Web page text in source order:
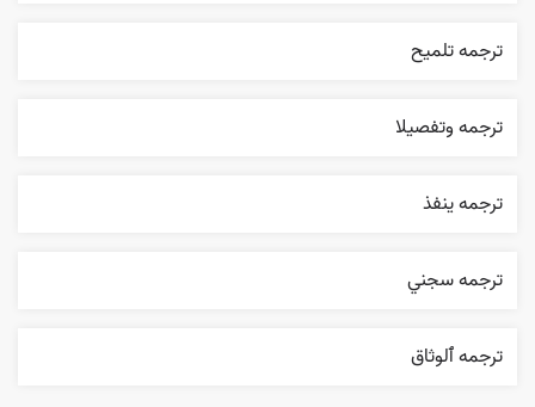
ترجمه تلميح
ترجمه وتفصيلا
ترجمه ينفذ
ترجمه سجني
ترجمه ٱلوثاق